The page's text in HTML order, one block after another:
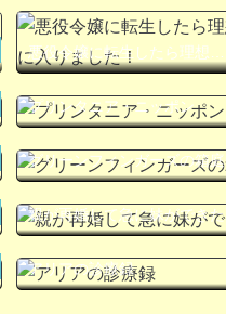
悪役令嬢に転生したら理想の
部屋が手に入りました！
プリンタニア・ニッポン
グリーンフィンガーズの箱庭
親が再婚して急に妹ができた
アリアの診療録